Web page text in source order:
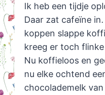
Ik heb een tijdje
Daar zat cafeïne
koppen slappe
kreeg er toch
Nu koffieloos en
nu elke ochtend
chocolademelk